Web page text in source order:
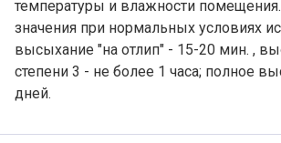
температуры и влажности
значения при нормальных условиях
высыхание "на отлип" - 15-20 мин. ,
степени 3 - не более 1 часа; полное
дней.